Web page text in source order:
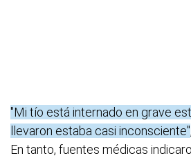
"Mi tío está internado en grave
llevaron estaba casi inconsciente"
En tanto, fuentes médicas